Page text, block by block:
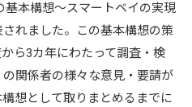
基本構想～スマートベイの実現
れました。この基本構想の策
ら3カ年にわたって調査・検
関係者の様々な意見・要請が
想として取りまとめるまでに